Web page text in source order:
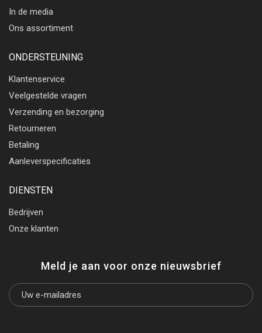
In de media
Ons assortiment
ONDERSTEUNING
Klantenservice
Veelgestelde vragen
Verzending en bezorging
Retourneren
Betaling
Aanleverspecificaties
DIENSTEN
Bedrijven
Onze klanten
Meld je aan voor onze nieuwsbrief